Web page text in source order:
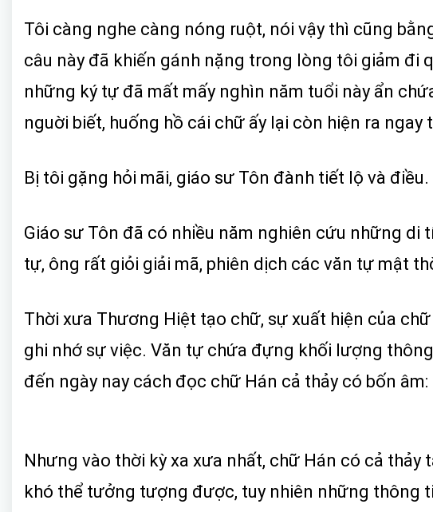
Tôi càng nghe càng nóng ruột, nói vậy thì cũng
câu này đã khiến gánh nặng trong lòng tôi giảm đi
những ký tự đã mất mấy nghìn năm tuổi này ẩn
nguời biết, huống hồ cái chữ ấy lại còn hiện ra
Bị tôi gặng hỏi mãi, giáo sư Tôn đành tiết lộ và điều.
Giáo sư Tôn đã có nhiều năm nghiên cứu những
tự, ông rất giỏi giải mã, phiên dịch các văn tự mật
Thời xưa Thương Hiệt tạo chữ, sự xuất hiện của
ghi nhớ sự việc. Văn tự chứa đựng khối lượng
đến ngày nay cách đọc chữ Hán cả thảy có bốn
Nhưng vào thời kỳ xa xưa nhất, chữ Hán có cả
khó thể tưởng tượng được, tuy nhiên những thông